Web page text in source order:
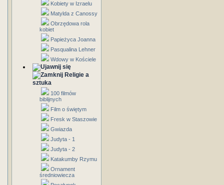
Kobiety w Izraelu
Matylda z Canossy
Obrzędowa rola
kobiet
Papieżyca Joanna
Pasqualina Lehner
Wdowy w Kościele
Religie a
sztuka
100 filmów
biblijnych
Film o świętym
Fresk w Staszowie
Gwiazda
Judyta - 1
Judyta - 2
Katakumby Rzymu
Ornament
średniowiecza